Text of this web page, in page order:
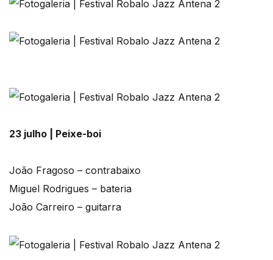
23 julho | Peixe-boi
João Fragoso – contrabaixo
Miguel Rodrigues – bateria
João Carreiro – guitarra